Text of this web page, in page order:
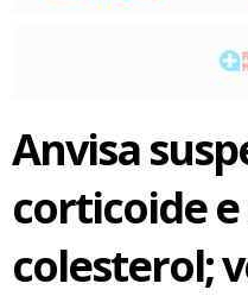
Anvisa
corticoide
colesterol;